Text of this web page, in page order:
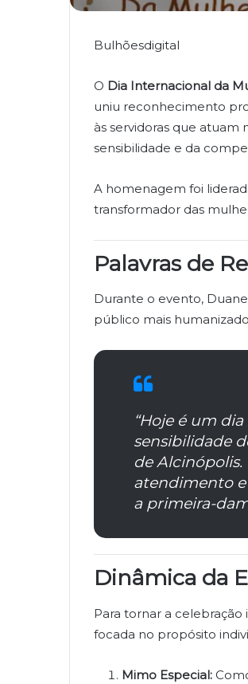
Bulhõesdigital
O Dia Internacional da
uniu reconhecimento
às servidoras que
sensibilidade e da
A homenagem foi
transformador das
Palavras de
Durante o evento,
público mais
“Hoje é um
sensibilidade
de Alcinópolis.
atendimento
a primeira-
Dinâmica da
Para tornar a
focada no propósito
Mimo Especial: